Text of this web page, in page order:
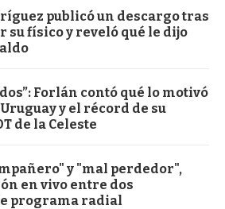
publicó un descargo tras
su físico y reveló qué le dijo
Forlán contó qué lo motivó
y el récord de su
de la Celeste
y "mal perdedor",
en vivo entre dos
programa radial